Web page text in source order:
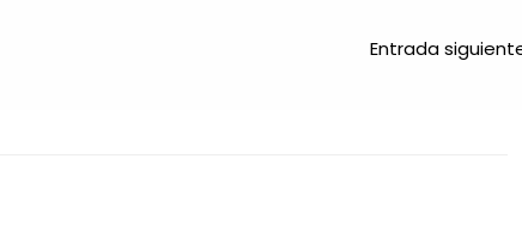
Entrada